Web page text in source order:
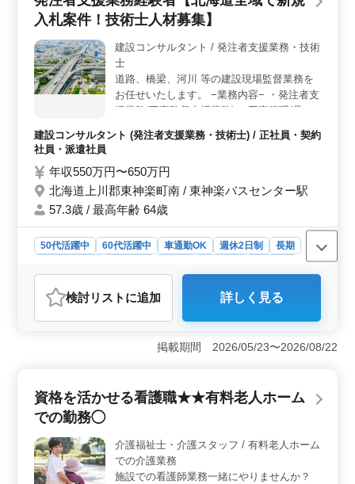
れにより、広範囲からの通勤も可能な職場となっていま
す。 ＜職場環境と福利厚生＞ 職場はアットホーム
い年代のスタッフが活躍しています。 福利厚生も充実
しており、長期的なキャリア形成にも適した環境です。
入札案件！技術士人材募集】
建設コンサルタント / 発注者支援業務・技術
士
道路、橋梁、河川 等の建設現場監督業務を
お任せいたします。 −業務内容− ・発注者支
援業務(工事監督支援業務) ・工事管理(品
更 ・現場での打ち合わせ ・資料作成業務 等
修正業務 シニア層歓迎（50〜60代の技術者
活躍中） ＊備考＊ 交通費支給 単身赴任宿舎
完備 社用車支給 ※北海道エリア全域で案件
建設コンサルタント (発注者支援業務・技術士) / 正社員・契約
社員・派遣社員
年収550万円〜650万円
北海道上川郡東神楽町南 / 東神楽バスセンター駅
57.3歳 / 最高年齢 64歳
50代活躍中 60代活躍中 車通勤OK 週休2日制
長期
おすすめポイント
＜好条件のポイント＞ 北海道上川郡東神楽町南にある
建設コンサルタント企業で、北海道全域での発注者支援
業務の募集です。年収550万円から650万円という魅力的
の魅力＞ 主な業務は道路、橋梁、河川などの建設現場
監督業務です。発注者支援業務や工事管理、現場での打
豊富な方々にとって、充実した技術的な業務です。
＜福利厚生・待遇の充実＞ 交通費支給や単身赴任用の
宿舎完備、社用車の支給など待遇面も充実しています。1
検討リスト に追加 詳しく見る
掲載期間 2026/05/23〜2026/08/22
資格を活かせる看護職★★有料老人ホーム
での勤務◯
介護福祉士・介護スタッフ / 有料老人ホーム
での介護業務
施設での看護師業務一緒にやりませんか？